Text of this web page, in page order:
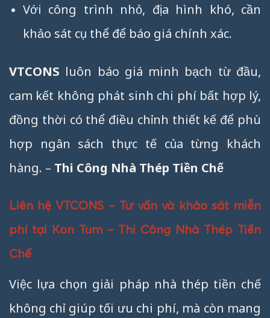
Với công trình nhỏ, địa hình khó, cần
khảo sát cụ thể để báo giá chính xác.
VTCONS luôn báo giá minh bạch từ đầu,
cam kết không phát sinh chi phí bất hợp lý,
đồng thời có thể điều chỉnh thiết kế để phù
hợp ngân sách thực tế của từng khách
hàng. – Thi Công Nhà Thép Tiền Chế
Liên hệ VTCONS – Tư vấn và khảo sát miễn
phí tại Kon Tum – Thi Công Nhà Thép Tiền
Chế
Việc lựa chọn giải pháp nhà thép tiền chế
không chỉ giúp tối ưu chi phí, mà còn mang